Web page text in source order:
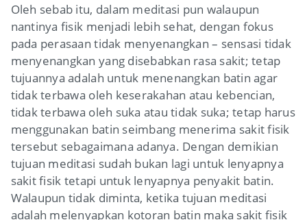
Oleh sebab itu, dalam meditasi pun walaupun
nantinya fisik menjadi lebih sehat, dengan fokus
pada perasaan tidak menyenangkan – sensasi tidak
menyenangkan yang disebabkan rasa sakit; tetap
tujuannya adalah untuk menenangkan batin agar
tidak terbawa oleh keserakahan atau kebencian,
tidak terbawa oleh suka atau tidak suka; tetap harus
menggunakan batin seimbang menerima sakit fisik
tersebut sebagaimana adanya. Dengan demikian
tujuan meditasi sudah bukan lagi untuk lenyapnya
sakit fisik tetapi untuk lenyapnya penyakit batin.
Walaupun tidak diminta, ketika tujuan meditasi
adalah melenyapkan kotoran batin maka sakit fisik